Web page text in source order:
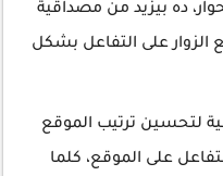
ده بيزيد من مصداقية
على التفاعل بشكل
لتحسين ترتيب الموقع
على الموقع، كلما